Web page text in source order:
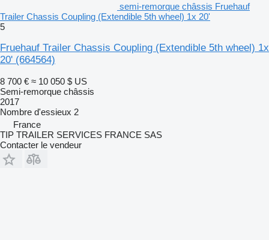
semi-remorque châssis Fruehauf
Trailer Chassis Coupling (Extendible 5th wheel) 1x 20'
5
Fruehauf Trailer Chassis Coupling (Extendible 5th wheel) 1x
20' (664564)
8 700 € ≈ 10 050 $ US
Semi-remorque châssis
2017
Nombre d'essieux 2
France
TIP TRAILER SERVICES FRANCE SAS
Contacter le vendeur